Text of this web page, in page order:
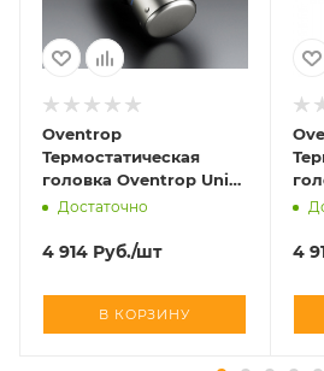
Oventrop
Термостатическая
головка Oventrop Uni
SH матовая сталь art
Достаточно
4 914 Руб./шт
В КОРЗИНУ
SH
4